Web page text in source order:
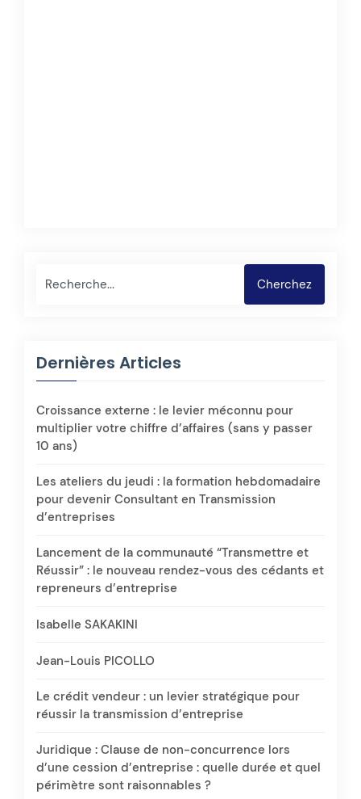
Rechercher Cherchez
Dernières Articles
Croissance externe : le levier méconnu pour
multiplier votre chiffre d’affaires (sans y passer
10 ans)
Les ateliers du jeudi : la formation hebdomadaire
pour devenir Consultant en Transmission
d’entreprises
Lancement de la communauté “Transmettre et
Réussir” : le nouveau rendez-vous des cédants et
repreneurs d’entreprise
Isabelle SAKAKINI
Jean-Louis PICOLLO
Le crédit vendeur : un levier stratégique pour
réussir la transmission d’entreprise
Juridique : Clause de non-concurrence lors
d’une cession d’entreprise : quelle durée et quel
périmètre sont raisonnables ?